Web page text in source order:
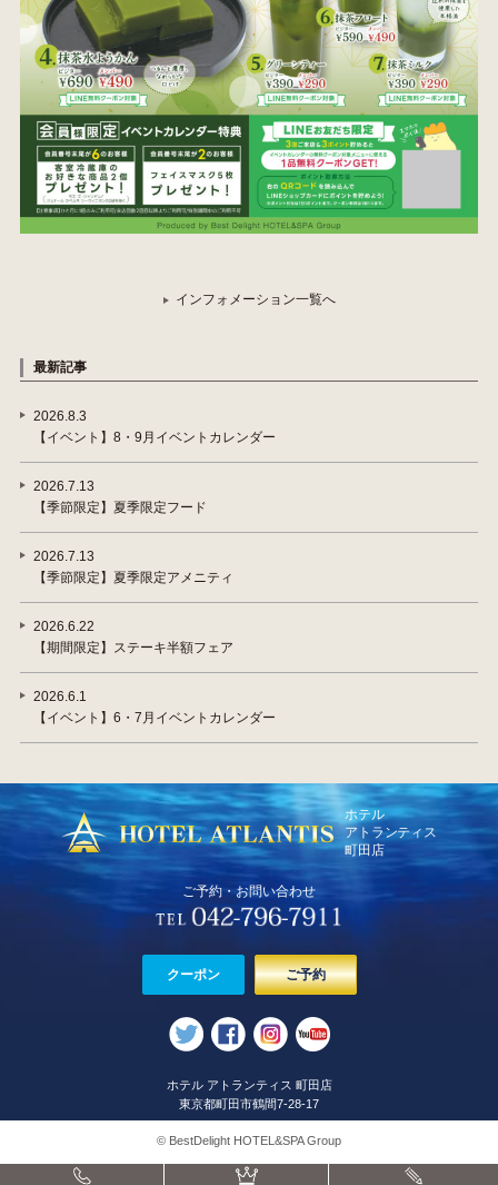
インフォメーション一覧へ
最新記事
2026.8.3
【イベント】8・9月イベントカレンダー
2026.7.13
【季節限定】夏季限定フード
2026.7.13
【季節限定】夏季限定アメニティ
2026.6.22
【期間限定】ステーキ半額フェア
2026.6.1
【イベント】6・7月イベントカレンダー
ホテル
アトランティス
町田店
ご予約・お問い合わせ
クーポン ご予約
ホテル アトランティス 町田店
東京都町田市鶴間7-28-17
© BestDelight HOTEL&SPA Group